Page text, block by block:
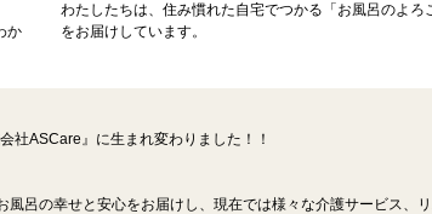
か
わたしたちは、住み慣れた自宅でつかる「お風呂のよろ
をお届けしています。
社ASCare』に生まれ変わりました！！
呂の幸せと安心をお届けし、現在では様々な介護サービス、